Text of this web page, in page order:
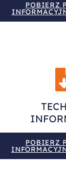
POBIERZ
POBIERZ